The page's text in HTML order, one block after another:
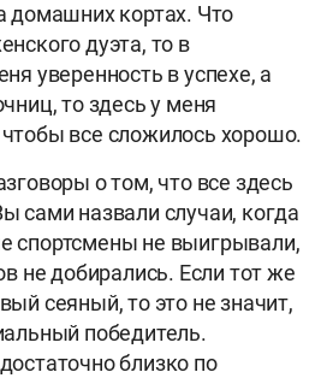
домашних кортах. Что
дуэта, то в
уверенность в успехе, а
то здесь у меня
все сложилось хорошо.
о том, что все здесь
сами назвали случаи, когда
спортсмены не выигрывали,
не добирались. Если тот же
сеяный, то это не значит,
победитель.
близко по